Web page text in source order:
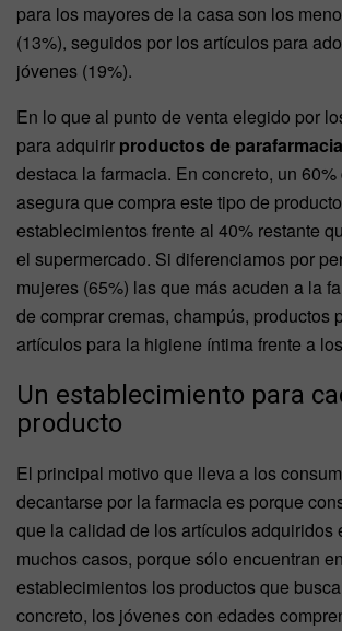
para los mayores de la casa son los
(13%), seguidos por los artículos para
jóvenes (19%).
En lo que al punto de venta elegido por
para adquirir productos de parafarmacia
destaca la farmacia. En concreto, un
asegura que compra este tipo de
establecimientos frente al 40% restante
el supermercado. Si diferenciamos por
mujeres (65%) las que más acuden a la
de comprar cremas, champús, productos
artículos para la higiene íntima frente a
Un establecimiento para
producto
El principal motivo que lleva a los
decantarse por la farmacia es porque
que la calidad de los artículos adquiridos
muchos casos, porque sólo encuentran
establecimientos los productos que
concreto, los jóvenes con edades